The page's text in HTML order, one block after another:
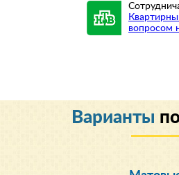
вопросом
Варианты